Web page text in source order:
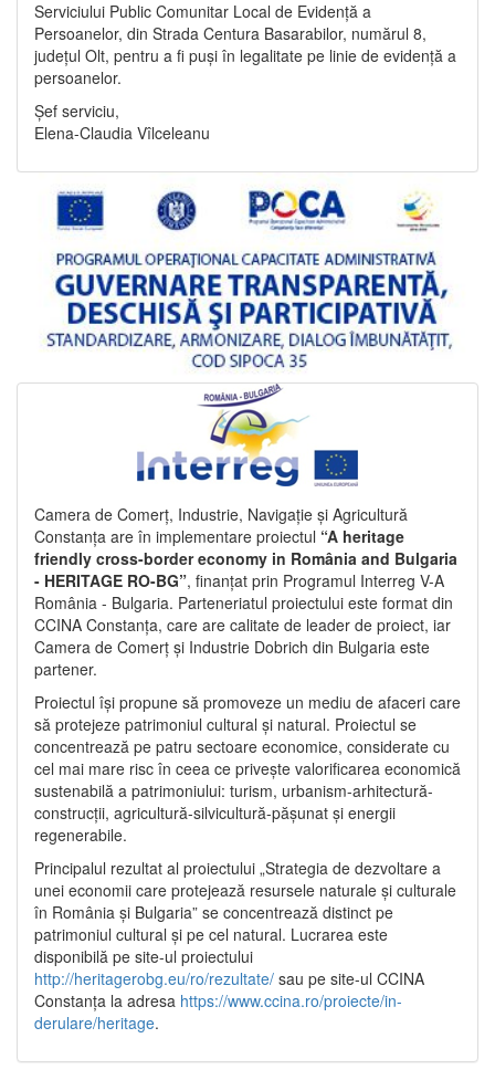
Serviciului Public Comunitar Local de Evidență a
Persoanelor, din Strada Centura Basarabilor, numărul 8,
județul Olt, pentru a fi puși în legalitate pe linie de evidență a
persoanelor.
Șef serviciu,
Elena-Claudia Vîlceleanu
Camera de Comerț, Industrie, Navigație și Agricultură
Constanța are în implementare proiectul “A heritage
friendly cross-border economy in România and Bulgaria
- HERITAGE RO-BG”, finanțat prin Programul Interreg V-A
România - Bulgaria. Parteneriatul proiectului este format din
CCINA Constanța, care are calitate de leader de proiect, iar
Camera de Comerț și Industrie Dobrich din Bulgaria este
partener.
Proiectul își propune să promoveze un mediu de afaceri care
să protejeze patrimoniul cultural și natural. Proiectul se
concentrează pe patru sectoare economice, considerate cu
cel mai mare risc în ceea ce privește valorificarea economică
sustenabilă a patrimoniului: turism, urbanism-arhitectură-
construcții, agricultură-silvicultură-pășunat și energii
regenerabile.
Principalul rezultat al proiectului „Strategia de dezvoltare a
unei economii care protejează resursele naturale și culturale
în România și Bulgaria” se concentrează distinct pe
patrimoniul cultural și pe cel natural. Lucrarea este
disponibilă pe site-ul proiectului
http://heritagerobg.eu/ro/rezultate/ sau pe site-ul CCINA
Constanța la adresa https://www.ccina.ro/proiecte/in-
derulare/heritage.